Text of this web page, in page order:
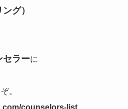
グ）
セラーに
。
counselors-list